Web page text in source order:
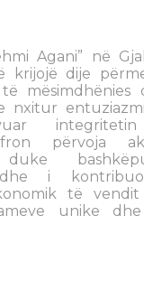
Agani” në
krijojë dije
të mësimdhënies
nxitur
integritetin
përvoja
duke
i
të
unike